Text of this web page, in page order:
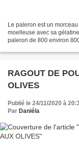
Le paleron est un
moelleuse avec sa
paleron de 800 environ
RAGOUT DE
OLIVES
Publié le 24/11/2020 à
Par Daniéla